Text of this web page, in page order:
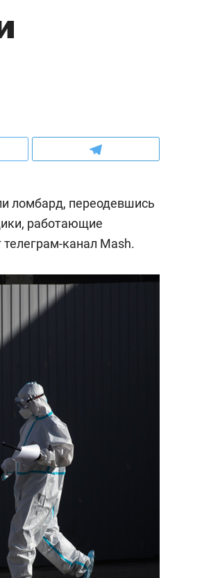
ломбард, переодевшись
работающие
канал Mash.
цен, дотошных
мастеров
–
Дизайнер-прораб
Наседкина: «Ремонт